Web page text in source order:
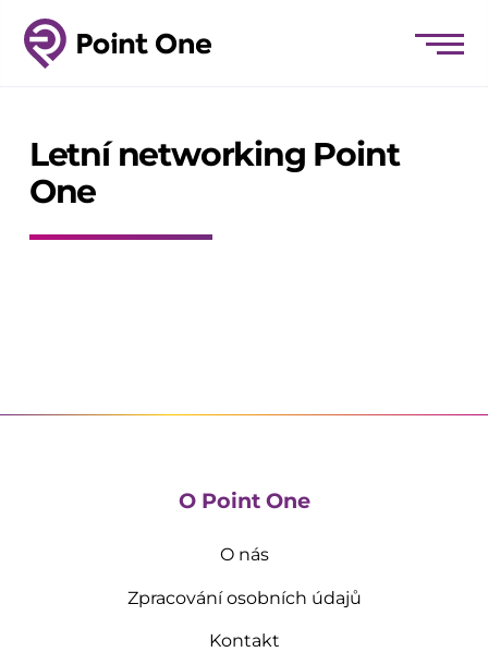
Letní networking Point
One
O Point One
O nás
Zpracování osobních údajů
Kontakt